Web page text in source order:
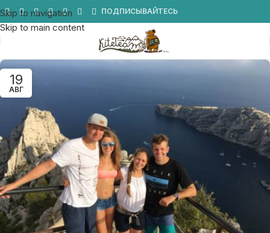
Skip to navigation
Skip to main content
ПОДПИСЫВАЙТЕСЬ
19
АВГ